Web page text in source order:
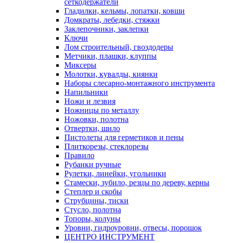
сеткодержатели
Гладилки, кельмы, лопатки, ковши
Домкраты, лебедки, стяжки
Заклепочники, заклепки
Ключи
Лом строительный, гвоздодеры
Метчики, плашки, клуппы
Миксеры
Молотки, кувалды, киянки
Наборы слесарно-монтажного инструмента
Напильники
Ножи и лезвия
Ножницы по металлу
Ножовки, полотна
Отвертки, шило
Пистолеты для герметиков и пены
Плиткорезы, стеклорезы
Правило
Рубанки ручные
Рулетки, линейки, угольники
Стамески, зубило, резцы по дереву, керны
Степлер и скобы
Струбцины, тиски
Стусло, полотна
Топоры, колуны
Уровни, гидроуровни, отвесы, порошок
ЦЕНТРО ИНСТРУМЕНТ